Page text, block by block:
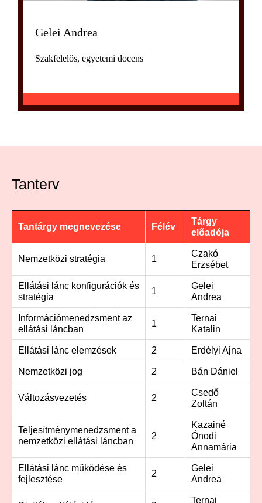
Gelei Andrea
Szakfelelős, egyetemi docens
Tanterv
Tantárgy megnevezése Félév
Tárgy
előadója
Nemzetközi stratégia 1
Czakó
Erzsébet
Ellátási lánc konfigurációk és
stratégia
1
Gelei
Andrea
Információmenedzsment az
ellátási láncban
1
Ternai
Katalin
Ellátási lánc elemzések 2 Erdélyi Ajna
Nemzetközi jog 2 Bán Dániel
Változásvezetés 2
Csedő
Zoltán
Teljesítménymenedzsment a
nemzetközi ellátási láncban
2
Kazainé
Ónodi
Annamária
Ellátási lánc működése és
fejlesztése
2
Gelei
Andrea
Ternai